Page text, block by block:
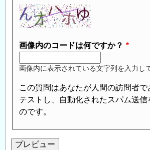
画像内のコードは何ですか？
画像内に表示されている文字列を入力し
この質問はあなたが人間の訪問者
テストし、自動化されたスパム送信
のです。